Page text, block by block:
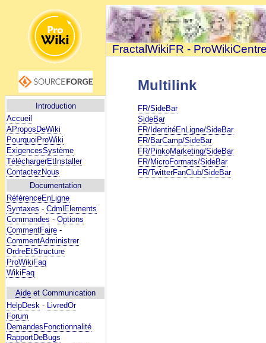
Introduction
Accueil
AProposDeWiki
PourquoiProWiki
ExigencesSystème
TéléchargerEtInstaller
ContactezNous
Documentation
RéférenceEnLigne
Syntaxes - CdmlElements
Commandes - Options
CommentFaire -
CommentAdministrer
OrdreEtStructure
ProWikiFaq
WikiFaq
Aide et Communication
HelpDesk - LivredOr
Forum
DemandesFonctionnalité
RapportDeBugs
FractalWikiFR -
Multilink
FR/SideBar
SideBar
FR/IdentitéEnLigne/SideBar
FR/BarCamp/SideBar
FR/PinkoMarketing/SideBar
FR/MicroFormats/SideBar
FR/TwitterFanClub/SideBar